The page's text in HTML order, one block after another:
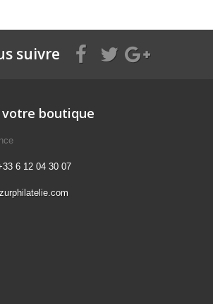
suivre
boutique
6 12 04 30 07